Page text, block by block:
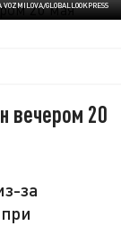
GLOBALLOOKPRESS
вечером 20
за